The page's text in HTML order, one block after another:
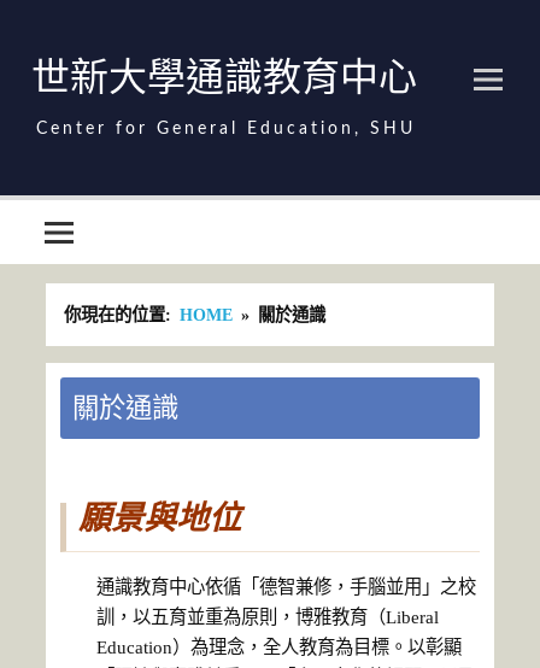
世新大學通識教育中心
你現在的位置: HOME 關於通識
關於通識
願景與地位
通識教育中心依循「德智兼修，手腦並用」之校
訓，以五育並重為原則，博雅教育（Liberal
Education）為理念，全人教育為目標。以彰顯